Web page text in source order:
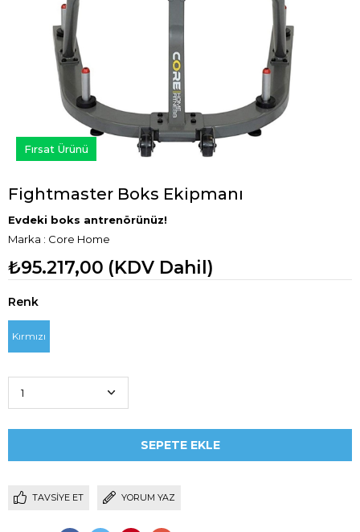
Fırsat Ürünü
Fightmaster Boks Ekipmanı
Evdeki boks antrenörünüz!
Marka : Core Home
₺95.217,00 (KDV Dahil)
Renk
Kırmızı
TAVSIYE ET YORUM YAZ